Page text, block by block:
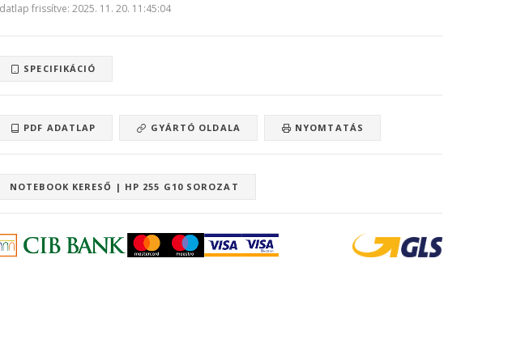
frissítve: 2025. 11. 20. 11:45:04
SPECIFIKÁCIÓ
PDF ADATLAP GYÁRTÓ OLDALA NYOMTATÁS
NOTEBOOK KERESŐ | HP 255 G10 SOROZAT